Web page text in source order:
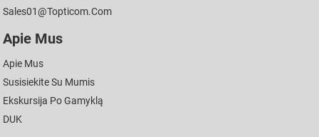
Sales01@topticom.com
Apie Mus
Apie Mus
Susisiekite Su Mumis
Ekskursija Po Gamyklą
DUK